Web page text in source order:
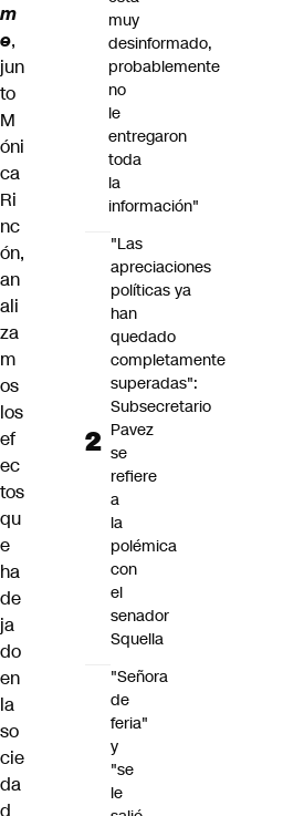
m
e,
jun
to
M
óni
ca
Ri
nc
ón,
an
ali
za
m
os
los
ef
ec
tos
qu
e
ha
de
ja
do
en
la
so
cie
da
muy
desinformado,
probablemente
no
le
entregaron
toda
la
información"
"Las
apreciaciones
políticas ya
han
quedado
completamente
superadas":
Subsecretario
Pavez
se
refiere
a
la
polémica
con
el
senador
Squella
"Señora
de
feria"
y
"se
le